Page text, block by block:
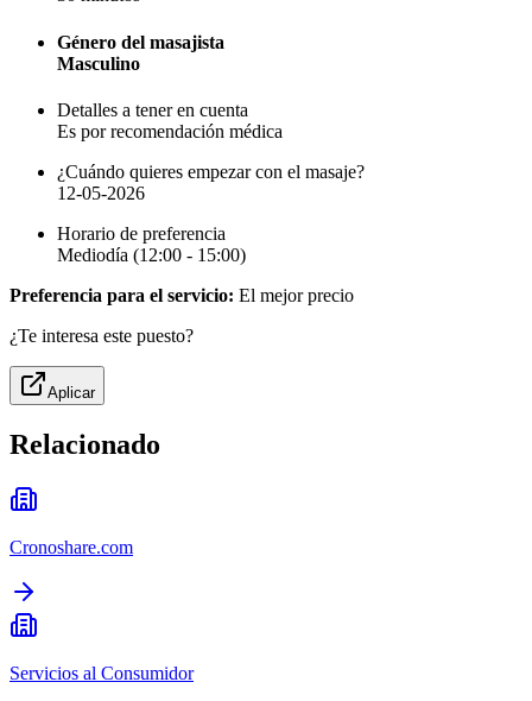
Género del masajista
Masculino
Detalles a tener en cuenta
Es por recomendación médica
¿Cuándo quieres empezar con el masaje?
12-05-2026
Horario de preferencia
Mediodía (12:00 - 15:00)
Preferencia para el servicio: El mejor precio
¿Te interesa este puesto?
Aplicar
Relacionado
Cronoshare.com
Servicios al Consumidor